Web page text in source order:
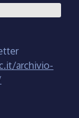
archivio-